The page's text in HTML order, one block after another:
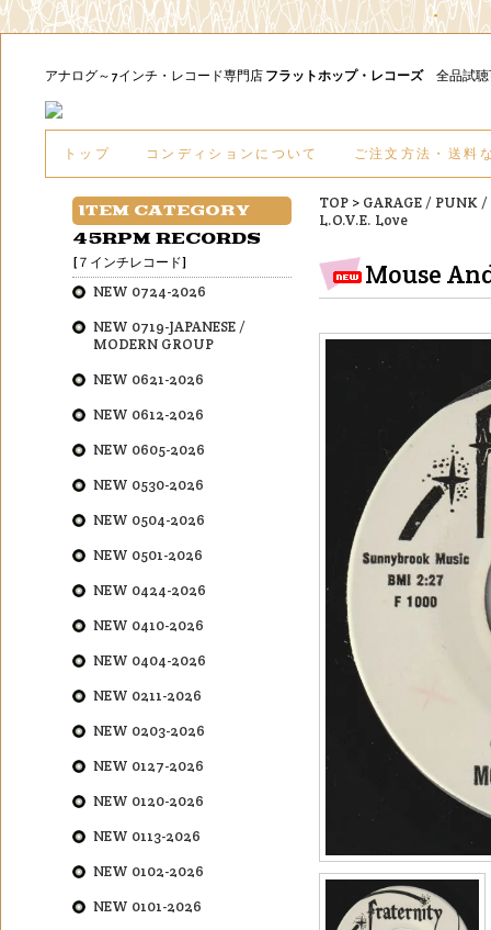
アナログ～7インチ・レコード専門店 フラットホップ・レコーズ全品試
トップ コンディションについて ご注文方法・送料
TOP > GARAGE / PUNK /
L.O.V.E. Love
Mouse
ITEM CATEGORY
45RPM RECORDS
[７インチレコード]
NEW 0724-2026
NEW 0719-JAPANESE /
MODERN GROUP
NEW 0621-2026
NEW 0612-2026
NEW 0605-2026
NEW 0530-2026
NEW 0504-2026
NEW 0501-2026
NEW 0424-2026
NEW 0410-2026
NEW 0404-2026
NEW 0211-2026
NEW 0203-2026
NEW 0127-2026
NEW 0120-2026
NEW 0113-2026
NEW 0102-2026
NEW 0101-2026